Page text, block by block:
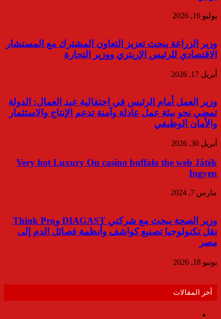
يوليو 16, 2026
وزير الزراعة يبحث تعزيز التعاون المشترك مع المستشار
الاقتصادي للرئيس الإريتري ووزير التجارة
أبريل 17, 2026
وزير العمل أمام الرئيس في احتفالية عيد العمال: الدولة
تمضي نحو بيئة عمل عادلة وآمنة تدعم الإنتاج والاستثمار
والأمان الوظيفي
أبريل 30, 2026
Very hot Luxury On casino buffalo the web Játék
Ingyen
مارس 7, 2024
وزير الصحة يبحث مع شركتي DIAGAST وThink Pro
نقل تكنولوجيا تصنيع كواشف وأنظمة فصائل الدم إلى
مصر
يونيو 18, 2026
أخر المقالات